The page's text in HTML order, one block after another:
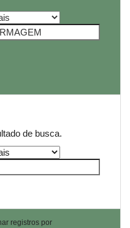
de busca.
registros por